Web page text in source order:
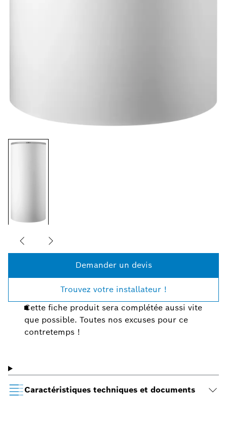
Demander un devis
Trouvez votre installateur !
Cette fiche produit sera complétée aussi vite
que possible. Toutes nos excuses pour ce
contretemps !
Caractéristiques techniques et documents